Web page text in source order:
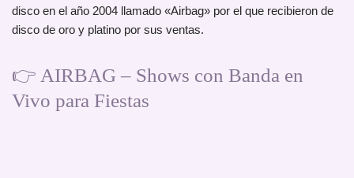
disco en el año 2004 llamado «Airbag» por el que recibieron de
disco de oro y platino por sus ventas.
👉 AIRBAG – Shows con Banda en
Vivo para Fiestas